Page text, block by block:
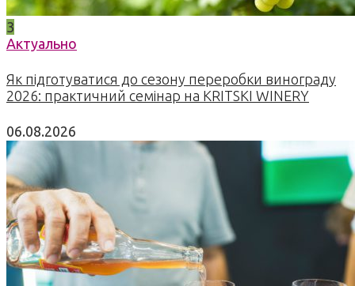
3
Актуально
Як підготуватися до сезону переробки винограду
2026: практичний семінар на KRITSKI WINERY
06.08.2026